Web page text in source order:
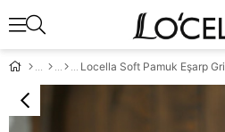
Locella Soft Pamuk Eşarp Gri